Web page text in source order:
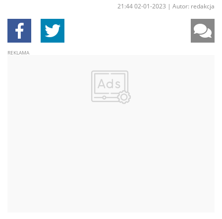
21:44 02-01-2023 | Autor: redakcja